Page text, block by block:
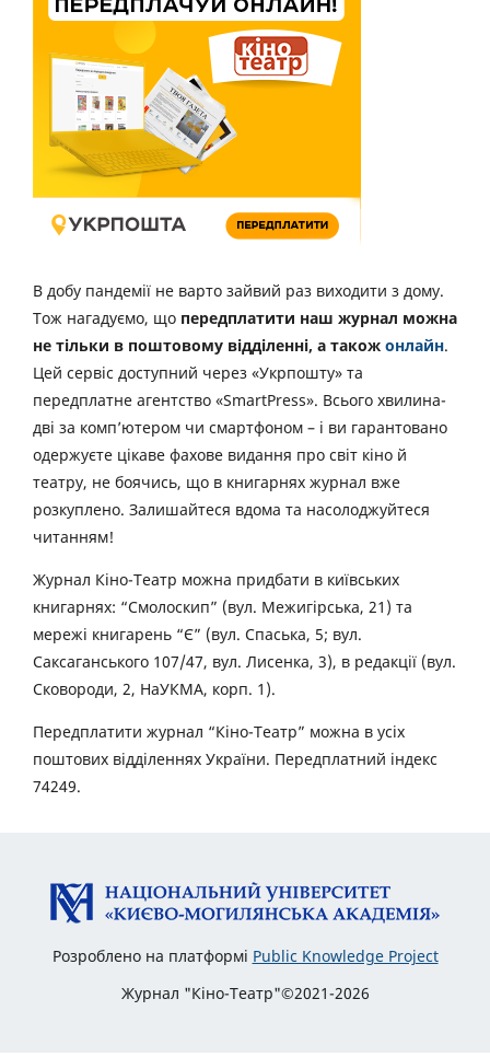
В добу пандемії не варто зайвий раз виходити з дому.
Тож нагадуємо, що передплатити наш журнал можна
не тільки в поштовому відділенні, а також онлайн.
Цей сервіс доступний через «Укрпошту» та
передплатне агентство «SmartPress». Всього хвилина-
дві за комп’ютером чи смартфоном – і ви гарантовано
одержуєте цікаве фахове видання про світ кіно й
театру, не боячись, що в книгарнях журнал вже
розкуплено. Залишайтеся вдома та насолоджуйтеся
читанням!
Журнал Кіно-Театр можна придбати в київських
книгарнях: “Смолоскип” (вул. Межигірська, 21) та
мережі книгарень “Є” (вул. Спаська, 5; вул.
Саксаганського 107/47, вул. Лисенка, 3), в редакції (вул.
Сковороди, 2, НаУКМА, корп. 1).
Передплатити журнал “Кіно-Театр” можна в усіх
поштових відділеннях України. Передплатний індекс
74249.
Розроблено на платформі Public Knowledge Project
Журнал "Кіно-Театр"©2021-2026